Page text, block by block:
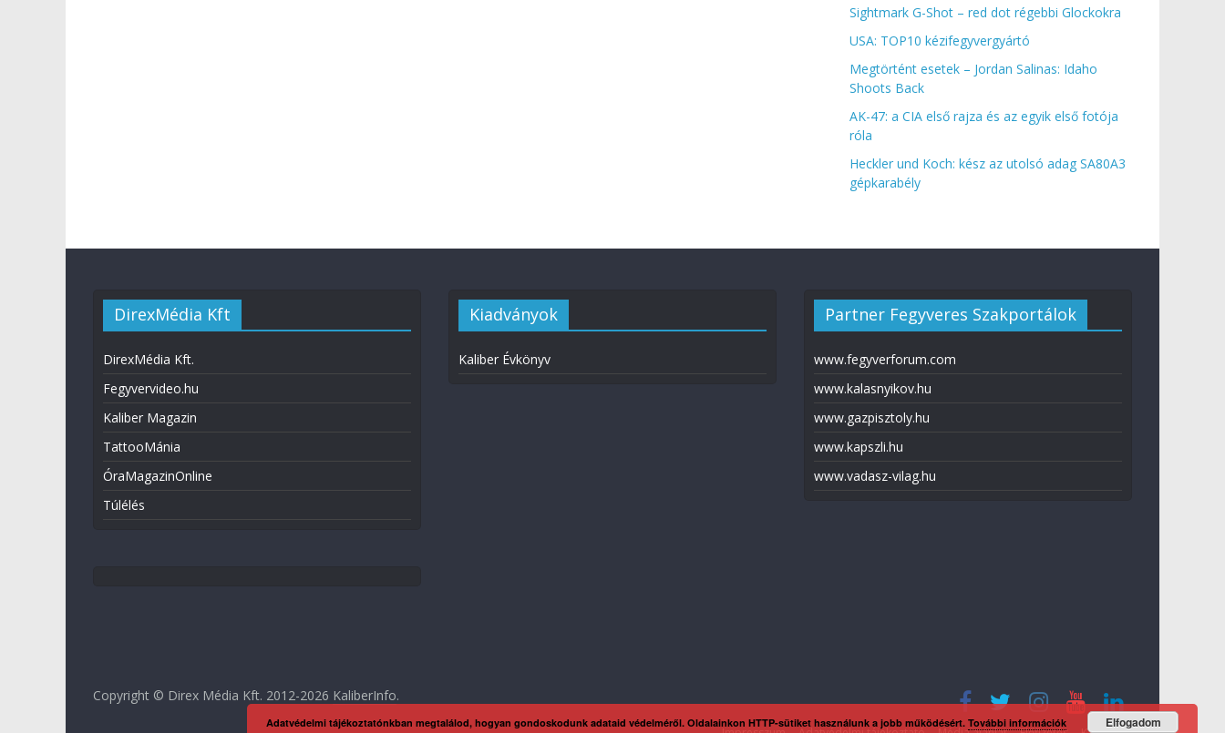
Sightmark G-Shot – red dot régebbi Glockokra
USA: TOP10 kézifegyvergyártó
Megtörtént esetek – Jordan Salinas: Idaho
Shoots Back
AK-47: a CIA első rajza és az egyik első fotója
róla
Heckler und Koch: kész az utolsó adag SA80A3
gépkarabély
DirexMédia Kft
DirexMédia Kft.
Fegyvervideo.hu
Kaliber Magazin
TattooMánia
ÓraMagazinOnline
Túlélés
Kiadványok
Kaliber Évkönyv
Partner Fegyveres Szakportálok
www.fegyverforum.com
www.kalasnyikov.hu
www.gazpisztoly.hu
www.kapszli.hu
www.vadasz-vilag.hu
Copyright © Direx Média Kft. 2012-2026 KaliberInfo.
Adatvédelmi tájékoztatónkban megtalálod, hogyan gondoskodunk adataid védelméről. Oldalainkon HTTP-sütiket használunk a jobb működésért. További információk Elfogadom